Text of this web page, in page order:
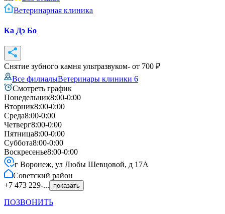
Ветеринарная клиника
Ка Дэ Бо
Снятие зубного камня ультразвуком- от 700 ₽
Все филиалыВетеринары клиники 6
Смотреть график
Понедельник8:00-0:00
Вторник8:00-0:00
Среда8:00-0:00
Четверг8:00-0:00
Пятница8:00-0:00
Суббота8:00-0:00
Воскресенье8:00-0:00
г Воронеж, ул Любы Шевцовой, д 17А
Советский район
+7 473 229-...
показать
ПОЗВОНИТЬ